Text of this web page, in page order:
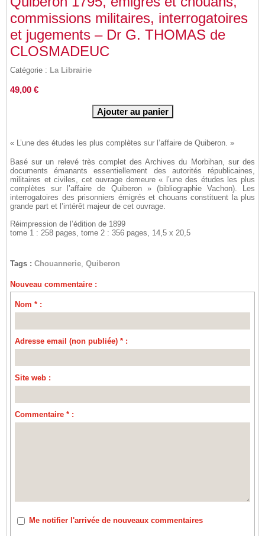
commissions militaires, interrogatoires
et jugements – Dr G. THOMAS de
CLOSMADEUC
Catégorie : La Librairie
49,00 €
« L’une des études les plus complètes sur l’affaire de Quiberon. »
Basé sur un relevé très complet des Archives du Morbihan, sur des
documents émanants essentiellement des autorités républicaines,
militaires et civiles, cet ouvrage demeure « l’une des études les plus
complètes sur l’affaire de Quiberon » (bibliographie Vachon). Les
interrogatoires des prisonniers émigrés et chouans constituent la plus
grande part et l’intérêt majeur de cet ouvrage.
Réimpression de l’édition de 1899
tome 1 : 258 pages, tome 2 : 356 pages, 14,5 x 20,5
Tags : Chouannerie, Quiberon
Nouveau commentaire :
Nom * :
Adresse email (non publiée) * :
Site web :
Commentaire * :
Me notifier l'arrivée de nouveaux commentaires